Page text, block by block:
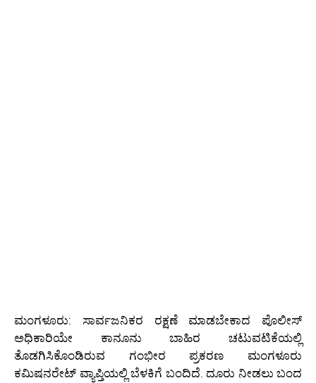
ಮಂಗಳೂರು: ಸಾರ್ವಜನಿಕರ ರಕ್ಷಣೆ ಮಾಡಬೇಕಾದ ಪೊಲೀಸ್
ಅಧಿಕಾರಿಯೇ ಕಾನೂನು ಬಾಹಿರ ಚಟುವಟಿಕೆಯಲ್ಲಿ
ತೊಡಗಿಸಿಕೊಂಡಿರುವ ಗಂಭೀರ ಪ್ರಕರಣ ಮಂಗಳೂರು
ಕಮಿಷನರೇಟ್ ವ್ಯಾಪ್ತಿಯಲ್ಲಿ ಬೆಳಕಿಗೆ ಬಂದಿದೆ. ದೂರು ನೀಡಲು ಬಂದ